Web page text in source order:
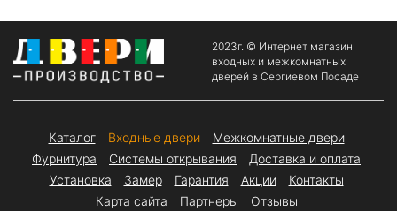
2023г. © Интернет магазин
входных и межкомнатных
дверей в Сергиевом Посаде
Каталог Входные двери
Межкомнатные двери
Фурнитура
Системы открывания
Доставка и оплата
Установка
Замер Гарантия Акции
Контакты
Карта сайта
Партнеры Отзывы